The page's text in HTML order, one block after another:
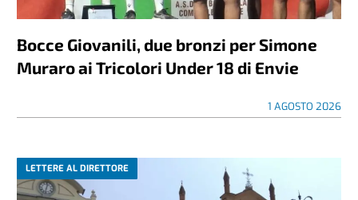
Bocce Giovanili, due bronzi per Simone
Muraro ai Tricolori Under 18 di Envie
1 AGOSTO 2026
LETTERE AL DIRETTORE